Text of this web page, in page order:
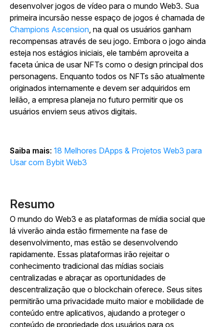
desenvolver jogos de vídeo para o mundo Web3. Sua
primeira incursão nesse espaço de jogos é chamada de
Champions Ascension , na qual os usuários ganham
recompensas através de seu jogo. Embora o jogo ainda
esteja nos estágios iniciais, ele também aproveita a
faceta única de usar NFTs como o design principal dos
personagens. Enquanto todos os NFTs são atualmente
originados internamente e devem ser adquiridos em
leilão, a empresa planeja no futuro permitir que os
usuários enviem seus ativos digitais.
Saiba mais: 18 Melhores DApps & Projetos Web3 para
Usar com Bybit Web3
Resumo
O mundo do Web3 e as plataformas de mídia social que
lá viverão ainda estão firmemente na fase de
desenvolvimento, mas estão se desenvolvendo
rapidamente. Essas plataformas irão rejeitar o
conhecimento tradicional das mídias sociais
centralizadas e abraçar as oportunidades de
descentralização que o blockchain oferece. Seus sites
permitirão uma privacidade muito maior e mobilidade de
conteúdo entre aplicativos, ajudando a proteger o
conteúdo de propriedade dos usuários para os